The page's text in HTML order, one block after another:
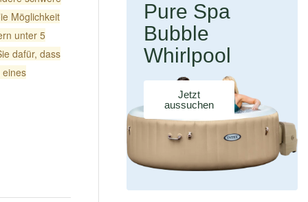
Möglichkeit
unter 5
dafür, dass
Pure Spa
Bubble
Whirlpool
Jetzt
aussuchen